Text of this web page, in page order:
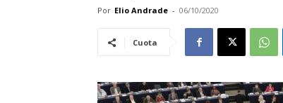
Por Elio Andrade - 06/10/2020
Cuota